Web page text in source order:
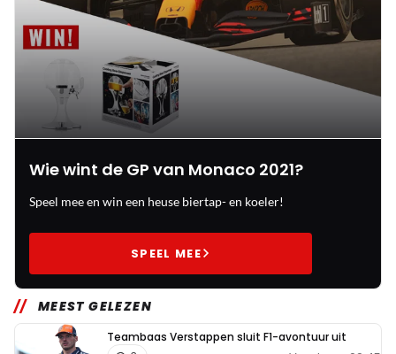
Wie wint de GP van Monaco 2021?
Speel mee en win een heuse biertap- en koeler!
SPEEL MEE
MEEST GELEZEN
Teambaas Verstappen sluit F1-avontuur uit